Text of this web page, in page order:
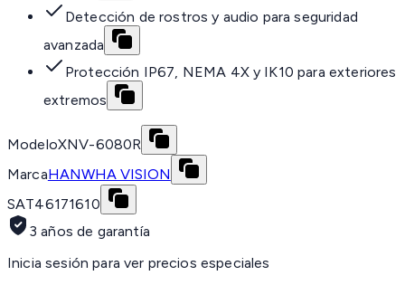
Detección de rostros y audio para seguridad
avanzada
Protección IP67, NEMA 4X y IK10 para exteriores
extremos
ModeloXNV-6080R
MarcaHANWHA VISION
SAT46171610
3 años de garantía
Inicia sesión para ver precios especiales